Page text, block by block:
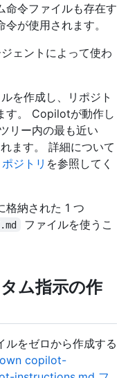
命令ファイルも存在す
が使用されます。
ェントによって使わ
を作成し、リポジト
す。 Copilotが動作し
リー内の最も近い
ます。 詳細について
ジトリ を参照してく
格納された 1 つ
ファイルを使うこ
ム指示の作
ルをゼロから作成する
copilot-